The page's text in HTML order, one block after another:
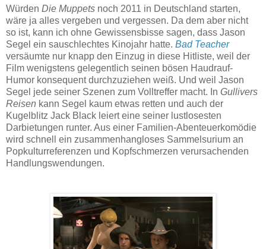
Würden Die Muppets noch 2011 in Deutschland starten,
wäre ja alles vergeben und vergessen. Da dem aber nicht
so ist, kann ich ohne Gewissensbisse sagen, dass Jason
Segel ein sauschlechtes Kinojahr hatte. Bad Teacher
versäumte nur knapp den Einzug in diese Hitliste, weil der
Film wenigstens gelegentlich seinen bösen Haudrauf-
Humor konsequent durchzuziehen weiß. Und weil Jason
Segel jede seiner Szenen zum Volltreffer macht. In Gullivers
Reisen kann Segel kaum etwas retten und auch der
Kugelblitz Jack Black leiert eine seiner lustlosesten
Darbietungen runter. Aus einer Familien-Abenteuerkomödie
wird schnell ein zusammenhangloses Sammelsurium an
Popkulturreferenzen und Kopfschmerzen verursachenden
Handlungswendungen.